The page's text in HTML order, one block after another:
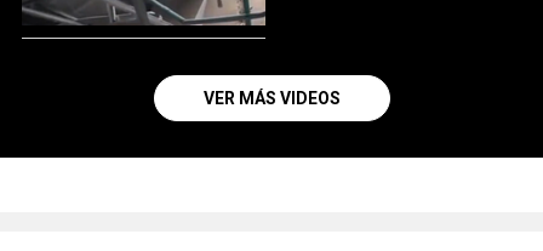
VER MÁS VIDEOS